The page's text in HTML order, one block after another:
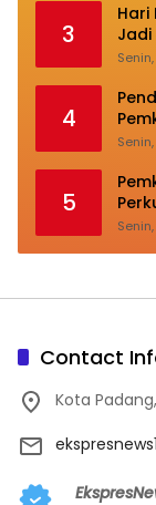
3
Hari
Jadi
4
5
Contact
Kota